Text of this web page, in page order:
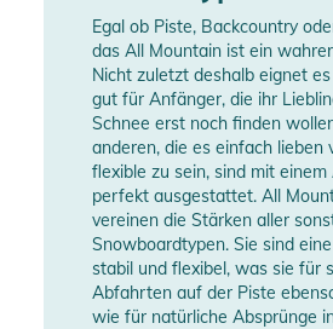
Egal ob Piste, Backcountry
das All Mountain ist ein
Nicht zuletzt deshalb eignet
gut für Anfänger, die ihr
Schnee erst noch finden
anderen, die es einfach lieben
flexible zu sein, sind mit
perfekt ausgestattet. All
vereinen die Stärken aller
Snowboardtypen. Sie sind
stabil und flexibel, was sie für
Abfahrten auf der Piste
wie für natürliche Absprünge